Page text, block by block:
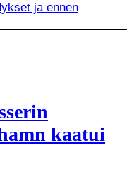
ja ennen
kaatui